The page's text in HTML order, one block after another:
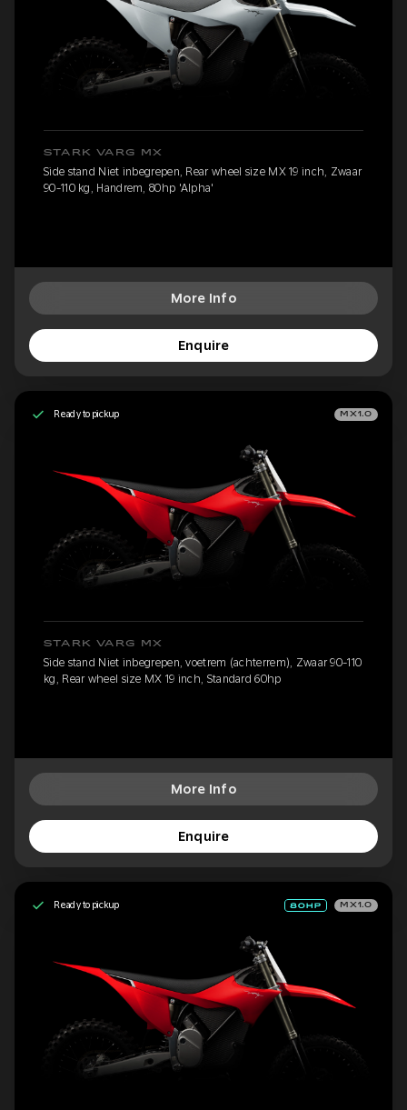
STARK VARG MX
Side stand Niet inbegrepen, Rear wheel size MX 19 inch, Zwaar
90-110 kg, Handrem, 80hp 'Alpha'
More Info
Enquire
Ready to pickup MX1.0
STARK VARG MX
Side stand Niet inbegrepen, voetrem (achterrem), Zwaar 90-110
kg, Rear wheel size MX 19 inch, Standard 60hp
More Info
Enquire
Ready to pickup MX1.0